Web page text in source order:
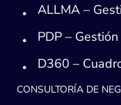
ALLMA –
PDP –
D360 –
CONSULTORÍA DE